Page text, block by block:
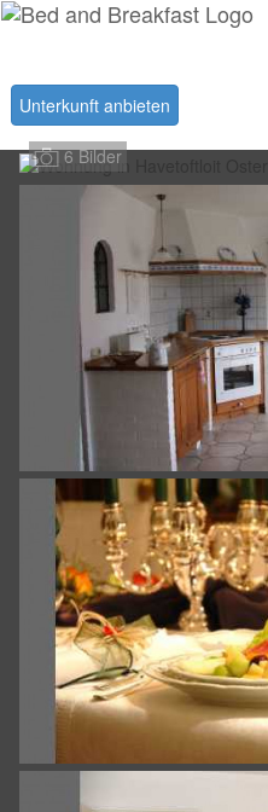
Unterkunft anbieten
6 Bilder